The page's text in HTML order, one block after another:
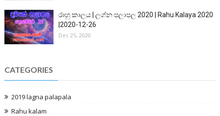
රාහු කාලය | ලග්න පලාපල 2020 | Rahu Kalaya 2020
|2020-12-26
Dec 25, 2020
CATEGORIES
2019 lagna palapala
Rahu kalam